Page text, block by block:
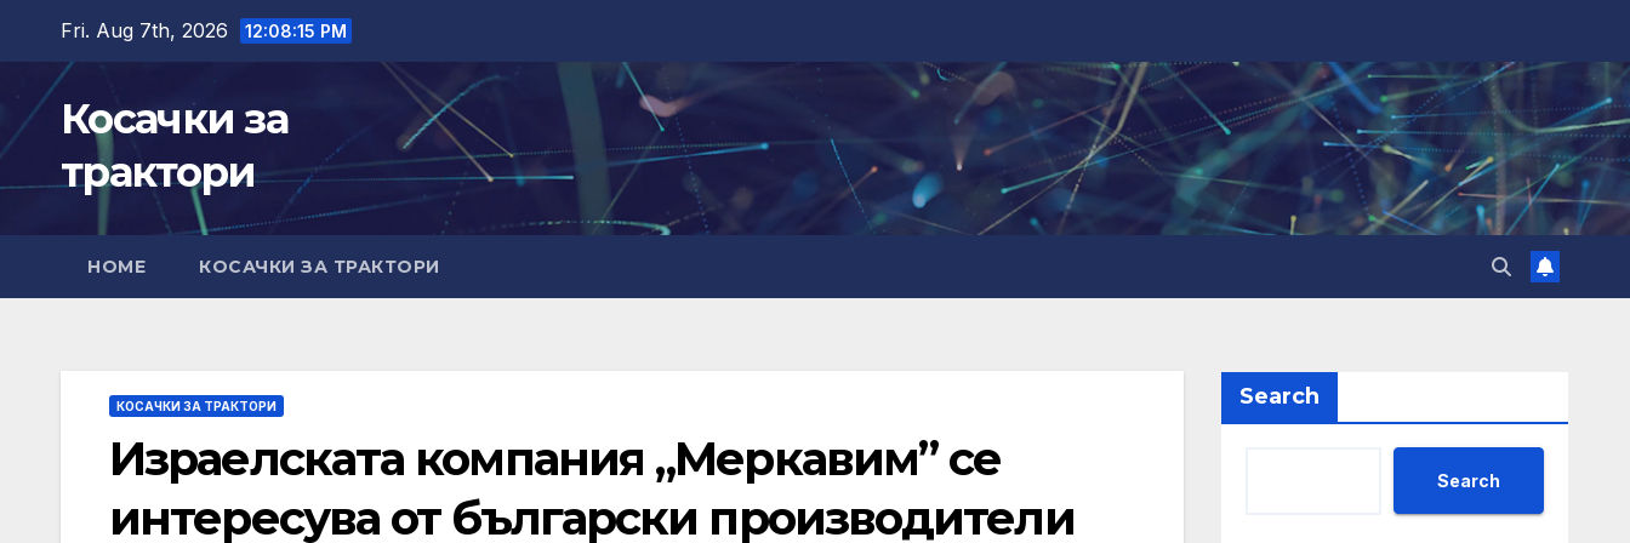
content
Fri. Aug 7th, 2026 12:08:16 PM
Косачки за
трактори
HOME КОСАЧКИ ЗА ТРАКТОРИ
КОСАЧКИ ЗА ТРАКТОРИ
Израелската компания „Меркавим” се
интересува от български производители
Search
Search